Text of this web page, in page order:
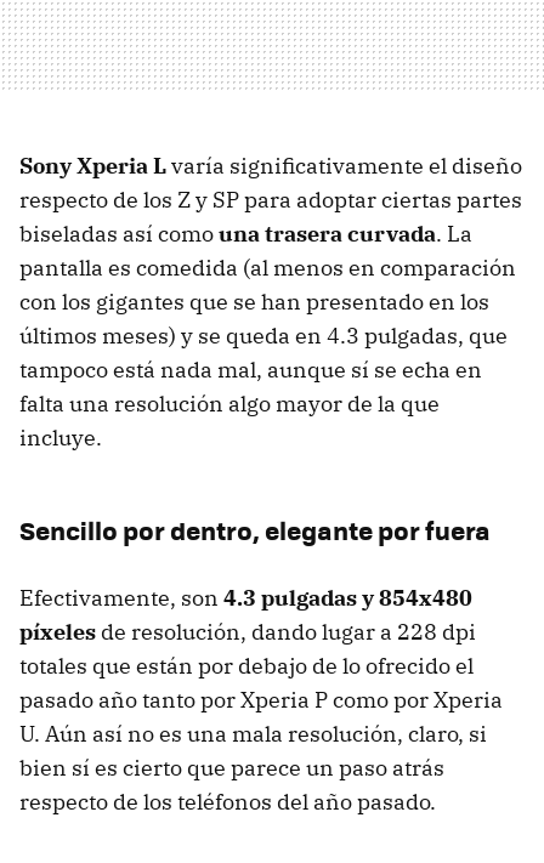
Sony Xperia Lvaría significativamente el diseño
respecto de los Z y SP para adoptar ciertas partes
biseladas así comouna trasera curvada. La
pantalla es comedida (al menos en comparación
con los gigantes que se han presentado en los
últimos meses) y se queda en 4.3 pulgadas, que
tampoco está nada mal, aunque sí se echa en
falta una resolución algo mayor de la que
incluye.
Sencillo por dentro, elegante por fuera
Efectivamente, son 4.3 pulgadas y 854x480
píxeles de resolución, dando lugar a 228 dpi
totales que están por debajo de lo ofrecido el
pasado año tanto por Xperia P como por Xperia
U. Aún así no es una mala resolución, claro, si
bien sí es cierto que parece un paso atrás
respecto de los teléfonos del año pasado.